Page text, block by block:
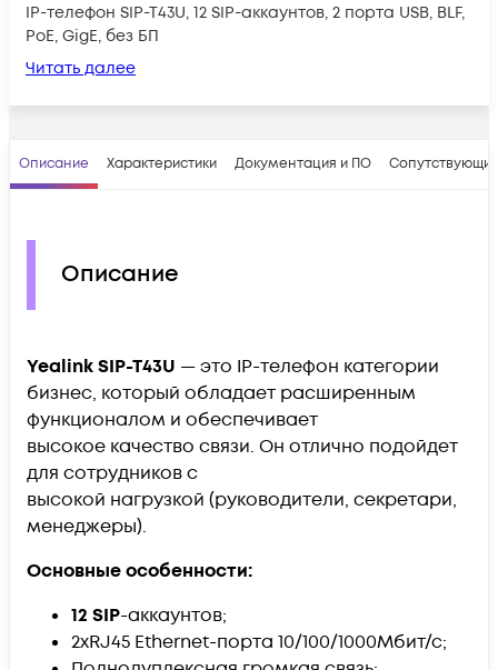
IP-телефон SIP-T43U, 12 SIP-аккаунтов, 2 порта USB, BLF,
PoE, GigE, без БП
Читать далее
Описание Характеристики Документация и ПО
Описание
Yealink SIP-T43U —это IP-телефон категории
бизнес, который обладает расширенным
функционалом и обеспечивает
высокое качество связи. Он отлично подойдет
для сотрудников с
высокой нагрузкой (руководители, секретари,
менеджеры).
Основные особенности:
12 SIP-аккаунтов;
2хRJ45 Ethernet-порта 10/100/1000Мбит/с;